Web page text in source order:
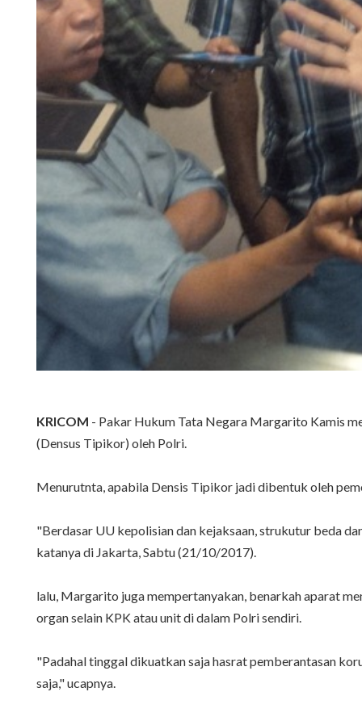
KRICOM - Pakar Hukum Tata Negara Margarito Kamis
(Densus Tipikor) oleh Polri.
Menurutnta, apabila Densis Tipikor jadi dibentuk oleh
"Berdasar UU kepolisian dan kejaksaan, strukutur beda
katanya di Jakarta, Sabtu (21/10/2017).
lalu, Margarito juga mempertanyakan, benarkah aparat
organ selain KPK atau unit di dalam Polri sendiri.
"Padahal tinggal dikuatkan saja hasrat pemberantasan
saja," ucapnya.